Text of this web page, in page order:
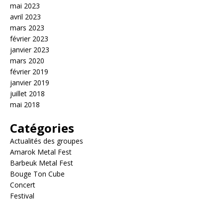
mai 2023
avril 2023
mars 2023
février 2023
janvier 2023
mars 2020
février 2019
janvier 2019
juillet 2018
mai 2018
Catégories
Actualités des groupes
Amarok Metal Fest
Barbeuk Metal Fest
Bouge Ton Cube
Concert
Festival